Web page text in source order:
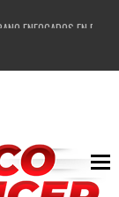
ENFOCADOS EN
GUADALUPE APOYO A
EN LA ZACATECANA
MÁS DE 3 MIL EMPLEOS
DIRECTO A GUADALUPE:
VICTORIA HERNÁNDEZ